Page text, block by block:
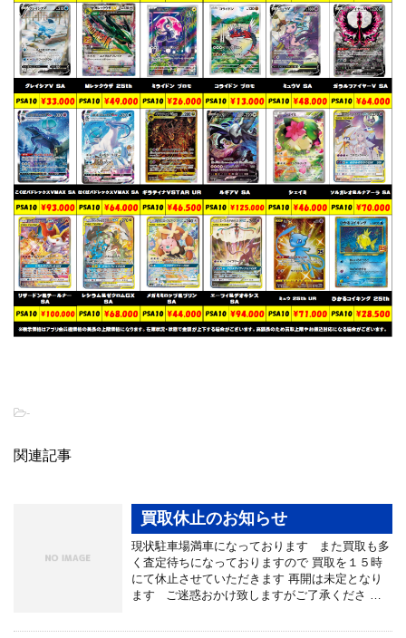
-
関連記事
買取休止のお知らせ
現状駐車場満車になっております また買取も多
く査定待ちになっておりますので 買取を１５時
にて休止させていただきます 再開は未定となり
ます ご迷惑おかけ致しますがご了承くださ …